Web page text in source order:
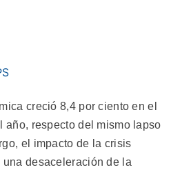
creció 8,4 por ciento en el
año, respecto del mismo lapso
el impacto de la crisis
desaceleración de la